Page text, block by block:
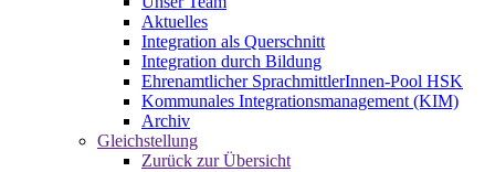
Aktuelles
Integration als Querschnitt
Integration durch Bildung
Ehrenamtlicher SprachmittlerInnen-Pool HSK
Kommunales Integrationsmanagement (KIM)
Archiv
Gleichstellung
Zurück zur Übersicht